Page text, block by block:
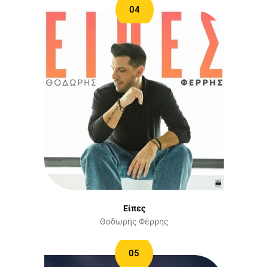
04
Είπες
Θοδωρής Φέρρης
05